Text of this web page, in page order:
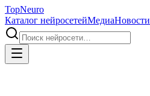
TopNeuro
Каталог нейросетейМедиаНовости